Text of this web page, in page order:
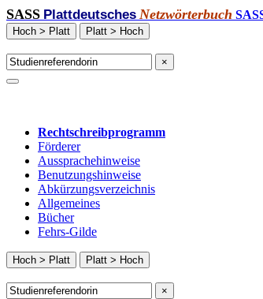
SASS Plattdeutsches Netzwörterbuch
Hoch > Platt Platt > Hoch
×
Rechtschreibprogramm
Förderer
Aussprachehinweise
Benutzungshinweise
Abkürzungsverzeichnis
Allgemeines
Bücher
Fehrs-Gilde
Hoch > Platt Platt > Hoch
×